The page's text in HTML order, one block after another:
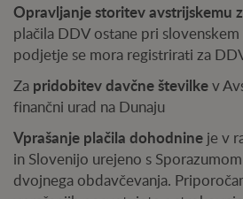
Opravljanje storitev avstrijskemu
plačila DDV ostane pri
podjetje se mora registrirati za
Za pridobitev davčne številkev
finančni urad na Dunaju
Vprašanje plačila dohodnine je v
in Slovenijo urejeno s
dvojnega obdavčevanja.